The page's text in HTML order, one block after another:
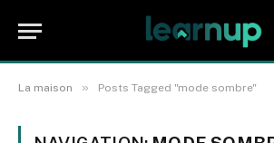
La maison » Posts Tagged "mode sombre"